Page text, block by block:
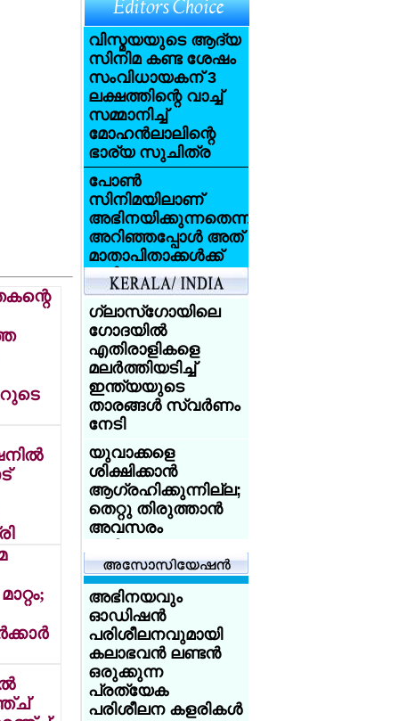
വിസ്മയയുടെ ആദ്യ
സിനിമ കണ്ട ശേഷം
സംവിധായകന് 3
ലക്ഷത്തിന്റെ വാച്ച്
സമ്മാനിച്ച്
മോഹന്‍ലാലിന്റെ
ഭാര്യ സുചിത്ര
പോണ്‍
സിനിമയിലാണ്
അഭിനയിക്കുന്നതെന്ന്
അറിഞ്ഞപ്പോള്‍ അത്
മാതാപിതാക്കള്‍ക്ക്
വലിയ
ആഘാതമായി:
സണ്ണി ലിയോണ്‍
ആസിഡ്
ആക്രമണത്തെ
അതിജീവിച്ച
ഇന്ത്യക്കാരിക്ക്
യുകെ
യൂണിവേഴ്‌സിറ്റിയുടെ
സ്‌കോളര്‍ഷിപ്പ്
യുകെയില്‍
പഠിക്കുകയാണോ?
18 വയസ്സായോ?
ട്രെയിന്‍ ടിക്കറ്റ് 50
ശതമാനം
ഡിസ്‌കൗണ്ട്:
സേവര്‍ റെയില്‍
കാര്‍ഡ് നല്‍കാന്‍
യുകെ
അയര്‍ലന്‍ഡിനായി
ചെസില്‍ തിളങ്ങി
മലയാളി
സഹോദരങ്ങള്‍;
ഗ്ലാസ്‌ഗോയിലെ
ഗോദയില്‍
എതിരാളികളെ
മലര്‍ത്തിയടിച്ച്
ഇന്ത്യയുടെ
താരങ്ങള്‍ സ്വര്‍ണം
നേടി
യുവാക്കളെ
ശിക്ഷിക്കാന്‍
ആഗ്രഹിക്കുന്നില്ല;
തെറ്റു തിരുത്താന്‍
അവസരം
അധിക്ഷേപിച്ച
യുവാക്കളോട്
ക്ഷമിച്ചു -
പ്രധാനമന്ത്രി
കേരളത്തില്‍ 14
ജില്ലകളിലും
കര്‍ക്കടകത്തിലെ
പെരുമഴ:
അഭിനയവും
ഓഡിഷന്‍
പരിശീലനവുമായി
കലാഭവന്‍ ലണ്ടന്‍
ഒരുക്കുന്ന
പ്രത്യേക
പരിശീലന കളരികള്‍